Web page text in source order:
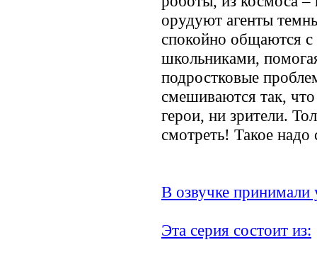
орудуют агенты
спокойно общаются
школьниками,
подростковые
смешиваются так,
герои, ни зрители.
смотреть! Такое
В озвучке принимали
Эта серия состоит из: